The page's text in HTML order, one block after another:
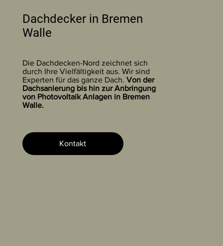
Dachdecker in Bremen
Walle
Die Dachdecken-Nord zeichnet sich
durch Ihre Vielfältigkeit aus. Wir sind
Experten für das ganze Dach.Von der
Dachsanierung bis hin zur Anbringung
von Photovoltaik Anlagen in Bremen
Walle.
Kontakt